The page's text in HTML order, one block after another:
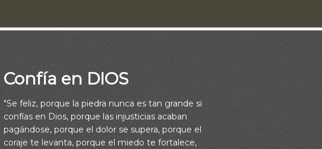
Confía en DIOS
"Se feliz, porque la piedra nunca es tan grande si
confías en Dios, porque las injusticias acaban
pagándose, porque el dolor se supera, porque el
coraje te levanta, porque el miedo te fortalece,